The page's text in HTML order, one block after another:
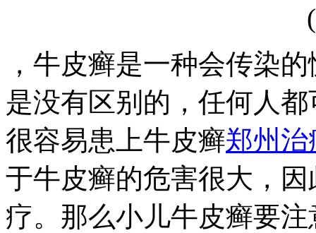
，牛皮癣是一种会传染
是没有区别的，任何人
很容易患上牛皮癣郑州
于牛皮癣的危害很大，
疗。那么小儿牛皮癣要